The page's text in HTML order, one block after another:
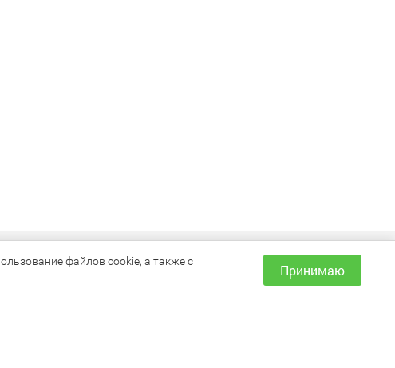
ИНФОРМАЦИЯ
Как сделать заказ?
файлов cookie, а также с
Принимаю